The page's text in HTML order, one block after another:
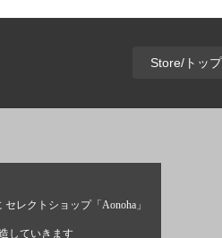
Store/トッ
レクトショップ「Aonoha」
していきます